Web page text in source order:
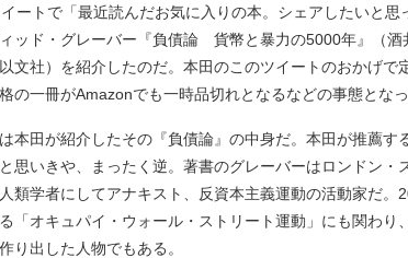
ートで「最近読んだお気に入りの本。シェアしたいと思
ッド・グレーバー『負債論 貨幣と暴力の5000年』（酒
文社）を紹介したのだ。本田のこのツイートのおかげで
の一冊がAmazonでも一時品切れとなるなどの事態となっ
本田が紹介したその『負債論』の中身だ。本田が推薦す
思いきや、まったく逆。著書のグレーバーはロンドン・
類学者にしてアナキスト、反資本主義運動の活動家だ。
「オキュパイ・ウォール・ストリート運動」にも関わり
り出した人物でもある。